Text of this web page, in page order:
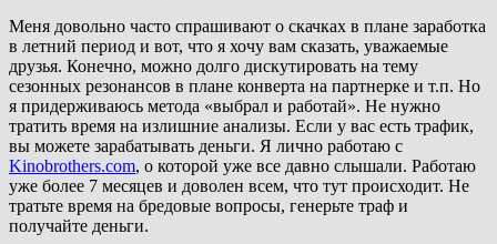
Меня довольно часто спрашивают о скачках в плане заработка
в летний период и вот, что я хочу вам сказать, уважаемые
друзья. Конечно, можно долго дискутировать на тему
сезонных резонансов в плане конверта на партнерке и т.п. Но
я придерживаюсь метода «выбрал и работай». Не нужно
тратить время на излишние анализы. Если у вас есть трафик,
вы можете зарабатывать деньги. Я лично работаю с
Kinobrothers.com, о которой уже все давно слышали. Работаю
уже более 7 месяцев и доволен всем, что тут происходит. Не
тратьте время на бредовые вопросы, генерьте траф и
получайте деньги.